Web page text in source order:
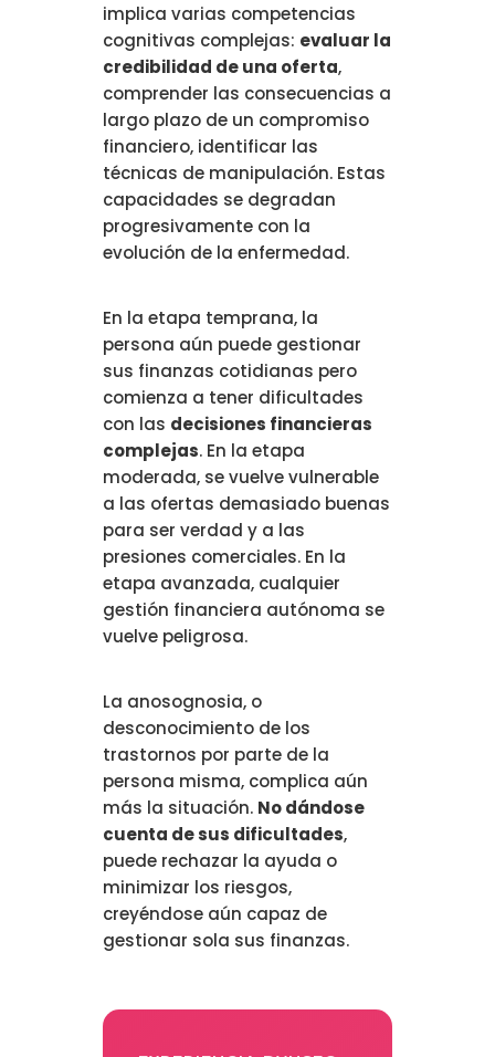
implica varias competencias
cognitivas complejas: evaluar la
credibilidad de una oferta,
comprender las consecuencias a
largo plazo de un compromiso
financiero, identificar las
técnicas de manipulación. Estas
capacidades se degradan
progresivamente con la
evolución de la enfermedad.
En la etapa temprana, la
persona aún puede gestionar
sus finanzas cotidianas pero
comienza a tener dificultades
con las decisiones financieras
complejas. En la etapa
moderada, se vuelve vulnerable
a las ofertas demasiado buenas
para ser verdad y a las
presiones comerciales. En la
etapa avanzada, cualquier
gestión financiera autónoma se
vuelve peligrosa.
La anosognosia, o
desconocimiento de los
trastornos por parte de la
persona misma, complica aún
más la situación. No dándose
cuenta de sus dificultades,
puede rechazar la ayuda o
minimizar los riesgos,
creyéndose aún capaz de
gestionar sola sus finanzas.